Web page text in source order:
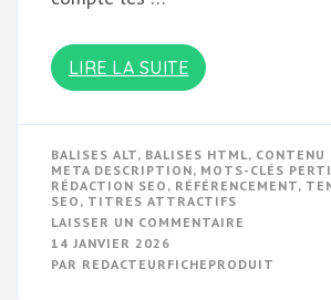
LIRE LA SUITE
BALISES ALT, BALISES HTML, CONTENU
META DESCRIPTION, MOTS-CLÉS
RÉDACTION SEO , RÉFÉRENCEMENT,
SEO , TITRES ATTRACTIFS
LAISSER UN COMMENTAIRE
CONTENU
14 JANVIER 2026
PAR REDACTEURFICHEPRODUIT